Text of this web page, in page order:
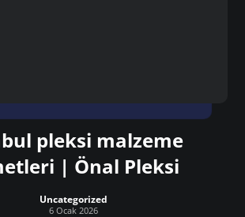
pleksi malzeme
| Önal Pleksi
Uncategorized
6 Ocak 2026